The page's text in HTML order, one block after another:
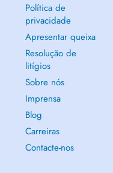
Política de
privacidade
Apresentar queixa
Resolução de
litígios
Sobre nós
Imprensa
Blog
Carreiras
Contacte-nos